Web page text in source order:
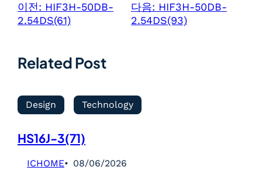
이전: HIF3H-50DB-
2.54DS(61)
다음: HIF3H-50DB-
2.54DS(93)
Related Post
Design Technology
HS16J-3(71)
ICHOME 08/06/2026